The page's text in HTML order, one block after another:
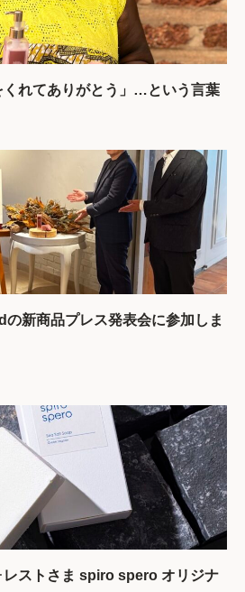
くれてありがとう」…という言葉
新商品プレス発表会に参加しま
レストさま spiro spero オリジナ